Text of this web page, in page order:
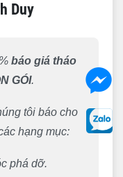
Duy
báo giá tháo
GÓI.
tôi báo cho
hạng mục:
phá dỡ.